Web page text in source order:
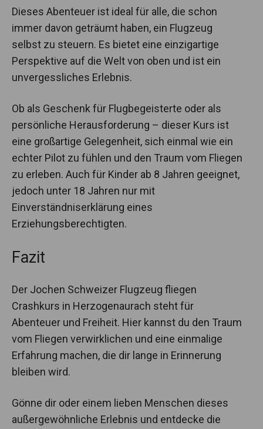
Dieses Abenteuer ist ideal für alle, die schon
immer davon geträumt haben, ein Flugzeug
selbst zu steuern. Es bietet eine einzigartige
Perspektive auf die Welt von oben und ist ein
unvergessliches Erlebnis.
Ob als Geschenk für Flugbegeisterte oder als
persönliche Herausforderung – dieser Kurs ist
eine großartige Gelegenheit, sich einmal wie ein
echter Pilot zu fühlen und den Traum vom Fliegen
zu erleben. Auch für Kinder ab 8 Jahren geeignet,
jedoch unter 18 Jahren nur mit
Einverständniserklärung eines
Erziehungsberechtigten.
Fazit
Der Jochen Schweizer Flugzeug fliegen
Crashkurs in Herzogenaurach steht für
Abenteuer und Freiheit. Hier kannst du den Traum
vom Fliegen verwirklichen und eine einmalige
Erfahrung machen, die dir lange in Erinnerung
bleiben wird.
Gönne dir oder einem lieben Menschen dieses
außergewöhnliche Erlebnis und entdecke die